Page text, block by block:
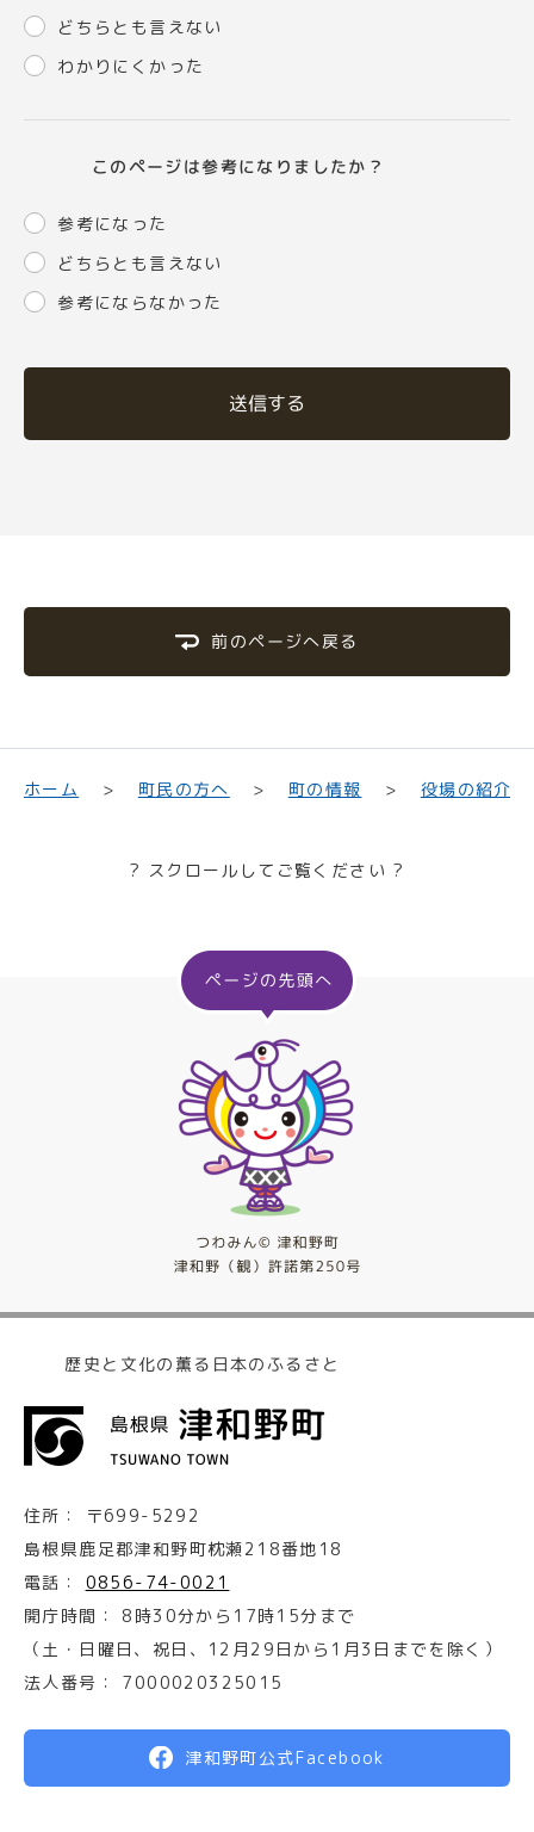
どちらとも言えない
わかりにくかった
このページは参考になりましたか？
参考になった
どちらとも言えない
参考にならなかった
送信する
前のページへ戻る
ホーム 町民の方へ 町の情報 役場の紹介
? スクロールしてご覧ください ?
歴史と文化の薫る日本のふるさと
住所：
〒699-5292
島根県鹿足郡津和野町枕瀬218番地18
電話：
0856-74-0021
開庁時間：
8時30分から17時15分まで
（土・日曜日、祝日、12月29日から1月3日までを除く）
法人番号：
7000020325015
津和野町公式Facebook